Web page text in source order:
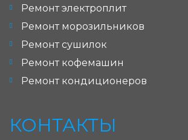
Ремонт электроплит
Ремонт морозильников
Ремонт сушилок
Ремонт кофемашин
Ремонт кондиционеров
КОНТАКТЫ